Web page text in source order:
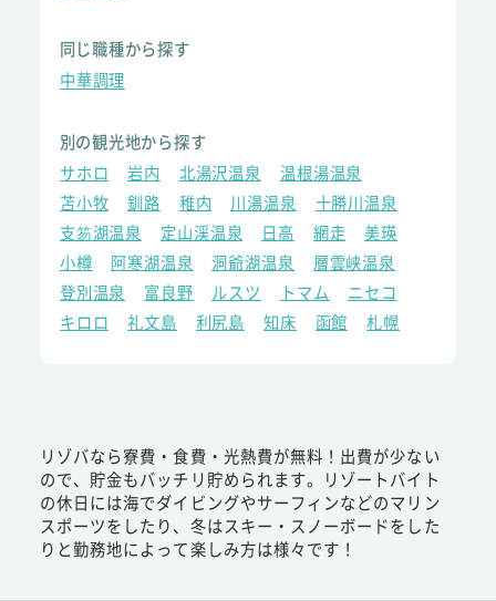
同じ職種から探す
中華調理
別の観光地から探す
サホロ
岩内 北湯沢温泉
温根湯温泉
苫小牧
釧路 稚内 川湯温泉
十勝川温泉
支笏湖温泉
定山渓温泉 日高 網走
美瑛
小樽
阿寒湖温泉 洞爺湖温泉
層雲峡温泉
登別温泉
富良野 ルスツ トマム
ニセコ
キロロ
礼文島 利尻島 知床 函館 札幌
リゾバなら寮費・食費・光熱費が無料！出費が少ない
ので、貯金もバッチリ貯められます。リゾートバイト
の休日には海でダイビングやサーフィンなどのマリン
スポーツをしたり、冬はスキー・スノーボードをした
りと勤務地によって楽しみ方は様々です！